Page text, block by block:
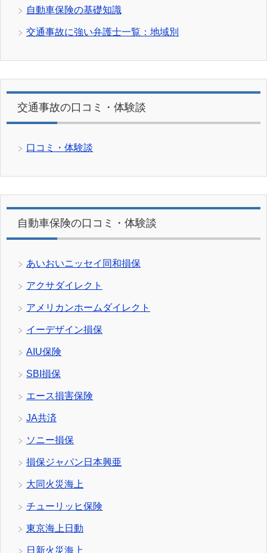
自動車保険の基礎知識
交通事故に強い弁護士一覧：地域別
交通事故の口コミ・体験談
口コミ・体験談
自動車保険の口コミ・体験談
あいおいニッセイ同和損保
アクサダイレクト
アメリカンホームダイレクト
イーデザイン損保
AIU保険
SBI損保
エース損害保険
JA共済
ソニー損保
損保ジャパン日本興亜
大同火災海上
チューリッヒ保険
東京海上日動
日新火災海上